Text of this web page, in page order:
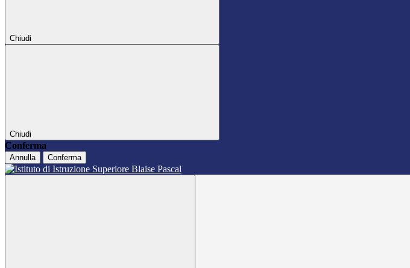
Chiudi
Chiudi
Conferma
Annulla Conferma